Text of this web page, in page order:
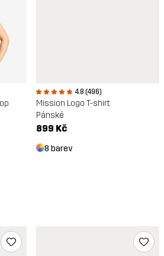
4.8 (496)
Mission Logo T-shirt
Pánské
899 Kč
8 barev